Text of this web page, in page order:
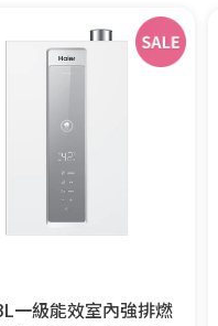
一級能效室內強排燃